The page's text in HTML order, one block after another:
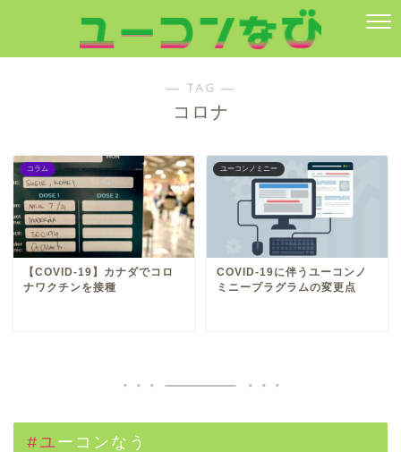
― TAG ―
コロナ
コラム
【COVID-19】カナダでコロ
ナワクチンを接種
ユーコンノミニー
COVID-19に伴うユーコンノ
ミニープラグラムの変更点
#ユーコンなう